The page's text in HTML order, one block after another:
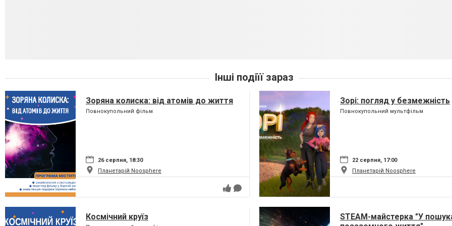
Інші подіїї зараз
Зоряна колиска: від атомів до життя
Повнокупольний фільм
26 серпня, 18:30
Планетарій Noosphere
Зорі: погляд у безмежність
Повнокупольний мультфільм
22 серпня, 17:00
Планетарій Noosphere
Космічний круїз
STEAM-майстерка "У